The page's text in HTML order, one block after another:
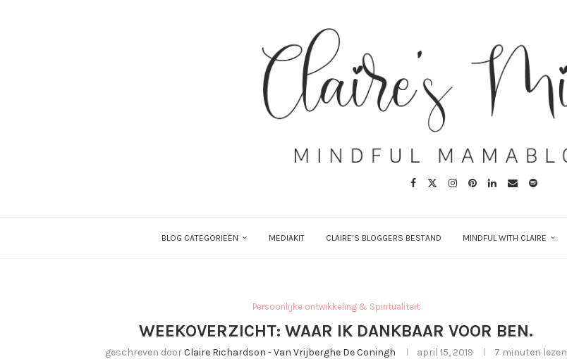
BLOG CATEGORIEËN MEDIAKIT CLAIRE’S BLOGGERS BESTAND MINDFUL WITH CLAIRE
Persoonlijke ontwikkeling & Spiritualiteit
WEEKOVERZICHT: WAAR IK DANKBAAR VOOR BEN.
geschreven doorClaire Richardson - Van Vrijberghe De Coningh april 15, 2019 7 minuten lezen